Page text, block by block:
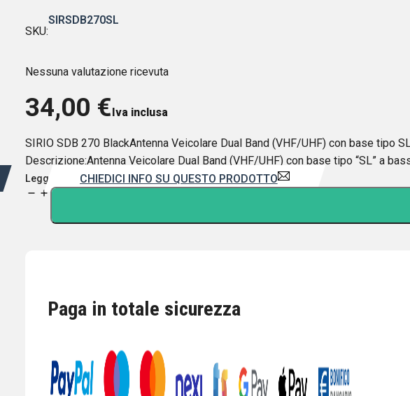
SKU:
SIRSDB270SL
Nessuna valutazione ricevuta
34,00 €Iva inclusa
SIRIO SDB 270 BlackAntenna Veicolare Dual Band (VHF/UHF) con base tipo
Descrizione:Antenna Veicolare Dual Band (VHF/UHF) con base tipo “SL” a
Leggi di più CHIEDICI INFO SU QUESTO PRODOTTO
SIRIO
BandPaga in totale sicurezza